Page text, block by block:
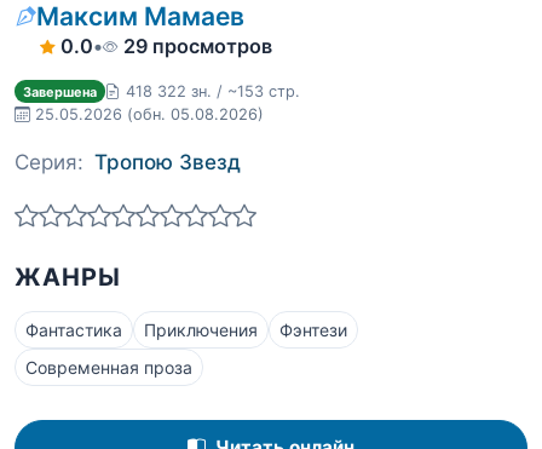
Максим Мамаев
0.0• 29 просмотров
Завершена
418 322 зн. / ~153 стр.
25.05.2026 (обн. 05.08.2026)
Серия: Тропою Звезд
ЖАНРЫ
Фантастика Приключения
Фэнтези
Современная проза